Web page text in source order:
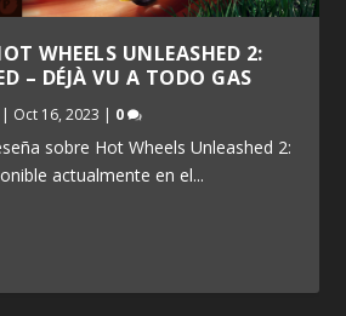
WHEELS UNLEASHED 2:
– DÉJÀ VU A TODO GAS
| Oct 16, 2023 | 0
sobre Hot Wheels Unleashed 2:
actualmente en el...